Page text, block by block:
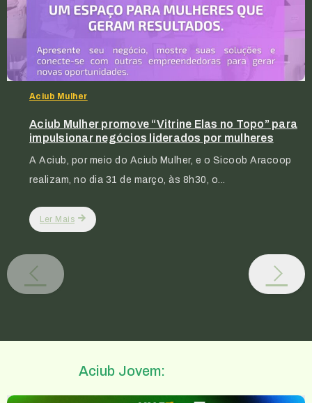
Aciub Mulher
Aciub Mulher promove “Vitrine Elas no Topo” para
impulsionar negócios liderados por mulheres
A Aciub, por meio do Aciub Mulher, e o Sicoob Aracoop
realizam, no dia 31 de março, às 8h30, o...
Ler Mais
Aciub Jovem: